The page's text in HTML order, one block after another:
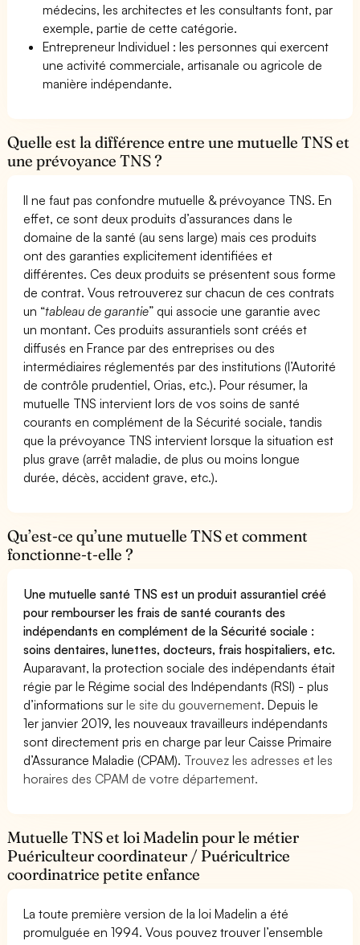
médecins, les architectes et les consultants font, par
exemple, partie de cette catégorie.
Entrepreneur Individuel : les personnes qui exercent
une activité commerciale, artisanale ou agricole de
manière indépendante.
Quelle est la différence entre une mutuelle TNS et
une prévoyance TNS ?
Il ne faut pas confondre mutuelle & prévoyance TNS. En
effet, ce sont deux produits d’assurances dans le
domaine de la santé (au sens large) mais ces produits
ont des garanties explicitement identifiées et
différentes. Ces deux produits se présentent sous forme
de contrat. Vous retrouverez sur chacun de ces contrats
un “tableau de garantie” qui associe une garantie avec
un montant. Ces produits assurantiels sont créés et
diffusés en France par des entreprises ou des
intermédiaires réglementés par des institutions (l’Autorité
de contrôle prudentiel, Orias, etc.). Pour résumer, la
mutuelle TNS intervient lors de vos soins de santé
courants en complément de la Sécurité sociale, tandis
que la prévoyance TNS intervient lorsque la situation est
plus grave (arrêt maladie, de plus ou moins longue
durée, décès, accident grave, etc.).
Qu’est-ce qu’une mutuelle TNS et comment
fonctionne-t-elle ?
Une mutuelle santé TNS est un produit assurantiel créé
pour rembourser les frais de santé courants des
indépendants en complément de la Sécurité sociale :
soins dentaires, lunettes, docteurs, frais hospitaliers, etc.
Auparavant, la protection sociale des indépendants était
régie par le Régime social des Indépendants (RSI) - plus
d’informations surle site du gouvernement. Depuis le
1er janvier 2019, les nouveaux travailleurs indépendants
sont directement pris en charge par leur Caisse Primaire
d’Assurance Maladie (CPAM). Trouvez les adresses et les
horaires des CPAM de votre département.
Mutuelle TNS et loi Madelin pour le métier
Puériculteur coordinateur / Puéricultrice
coordinatrice petite enfance
La toute première version de la loi Madelin a été
promulguée en 1994. Vous pouvez trouver l’ensemble